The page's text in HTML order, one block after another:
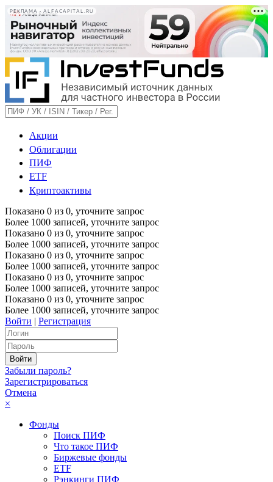
РЕКЛАМА • ALFACAPITAL.RU
Акции
Облигации
ПИФ
ETF
Криптоактивы
Показано 0 из 0, уточните запрос
Более 1000 записей, уточните запрос
Показано 0 из 0, уточните запрос
Более 1000 записей, уточните запрос
Показано 0 из 0, уточните запрос
Более 1000 записей, уточните запрос
Показано 0 из 0, уточните запрос
Более 1000 записей, уточните запрос
Показано 0 из 0, уточните запрос
Более 1000 записей, уточните запрос
Войти | Регистрация
Забыли пароль?
Зарегистрироваться
Отмена
×
Фонды
Поиск ПИФ
Что такое ПИФ
Биржевые фонды
ETF
Рэнкинги ПИФ